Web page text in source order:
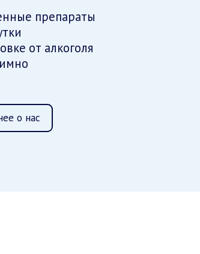
препараты
от алкоголя
о нас